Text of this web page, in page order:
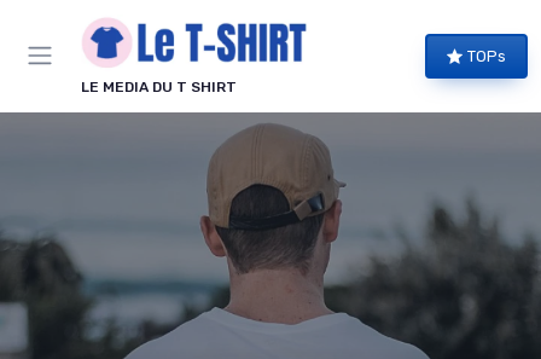
LE MEDIA DU T SHIRT
TOPs
Panneau de gestion des cookies